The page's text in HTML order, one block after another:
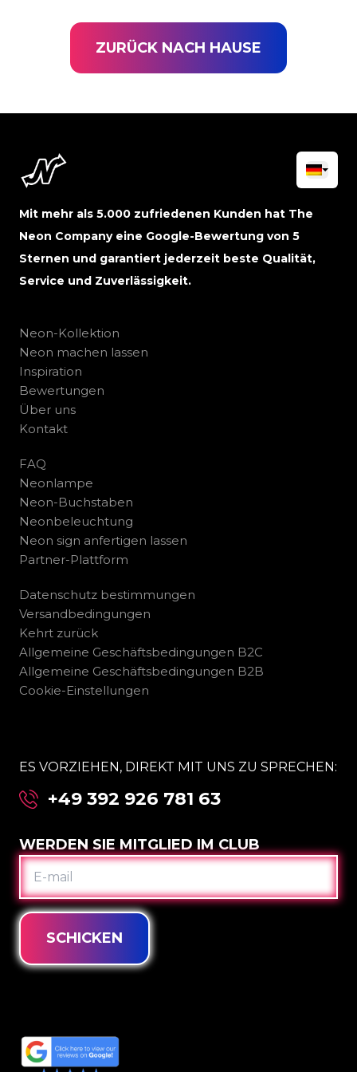
ZURÜCK NACH HAUSE
Mit mehr als 5.000 zufriedenen Kunden hat The
Neon Company eine Google-Bewertung von 5
Sternen und garantiert jederzeit beste Qualität,
Service und Zuverlässigkeit.
Neon-Kollektion
Neon machen lassen
Inspiration
Bewertungen
Über uns
Kontakt
FAQ
Neonlampe
Neon-Buchstaben
Neonbeleuchtung
Neon sign anfertigen lassen
Partner-Plattform
Datenschutz bestimmungen
Versandbedingungen
Kehrt zurück
Allgemeine Geschäftsbedingungen B2C
Allgemeine Geschäftsbedingungen B2B
Cookie-Einstellungen
ES VORZIEHEN, DIREKT MIT UNS ZU SPRECHEN:
+49 392 926 781 63
WERDEN SIE MITGLIED IM CLUB
E-
MAIL
SCHICKEN